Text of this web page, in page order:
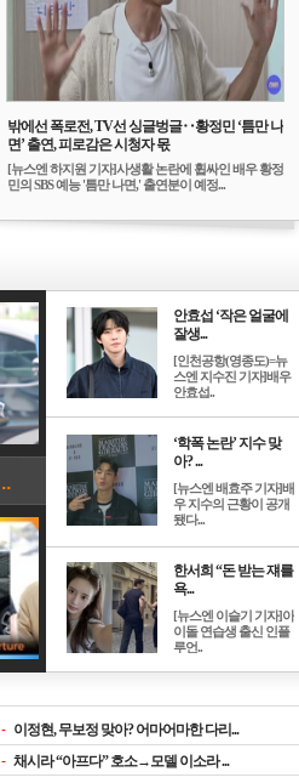
밖에선 폭로전, TV선 싱글벙글‥황정민 ‘틈만 나
면’ 출연, 피로감은 시청자 몫
[뉴스엔 하지원 기자]사생활 논란에 휩싸인 배우 황정
민의 SBS 예능 '틈만 나면,' 출연분이 예정...
안효섭 ‘작은 얼굴에
잘생...
[인천공항(영종도)=뉴
스엔 지수진 기자]배우
안효섭..
‘학폭 논란’ 지수 맞
아? ...
[뉴스엔 배효주 기자]배
우 지수의 근황이 공개
됐다...
한서희 “돈 받는 쟤를
욕...
[뉴스엔 이슬기 기자]아
이돌 연습생 출신 인플
루언..
- 이정현, 무보정 맞아? 어마어마한 다리...
- 채시라 “아프다” 호소→모델 이소라 ...